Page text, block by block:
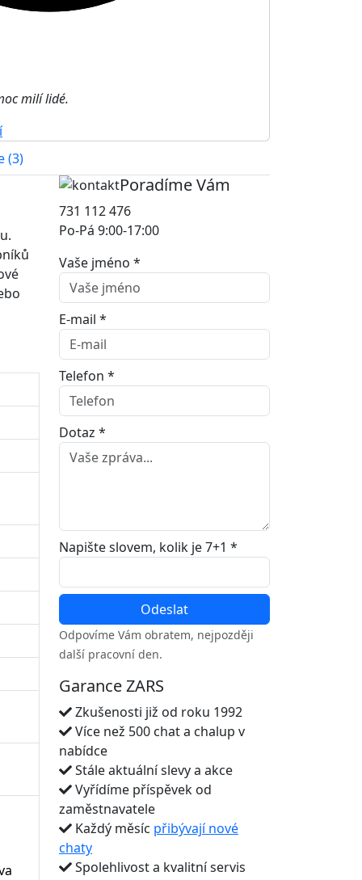
milí lidé.
(3)
Poradíme Vám
731 112 476
Po-Pá 9:00-17:00
Vaše jméno *
E-mail *
Telefon *
Dotaz *
Napište slovem, kolik je 7+1 *
Odpovíme Vám obratem, nejpozději
další pracovní den.
Garance ZARS
Zkušenosti již od roku 1992
Více než 500 chat a chalup v
nabídce
Stále aktuální slevy a akce
Vyřídíme příspěvek od
zaměstnavatele
Každý měsíc přibývají nové
chaty
Spolehlivost a kvalitní servis